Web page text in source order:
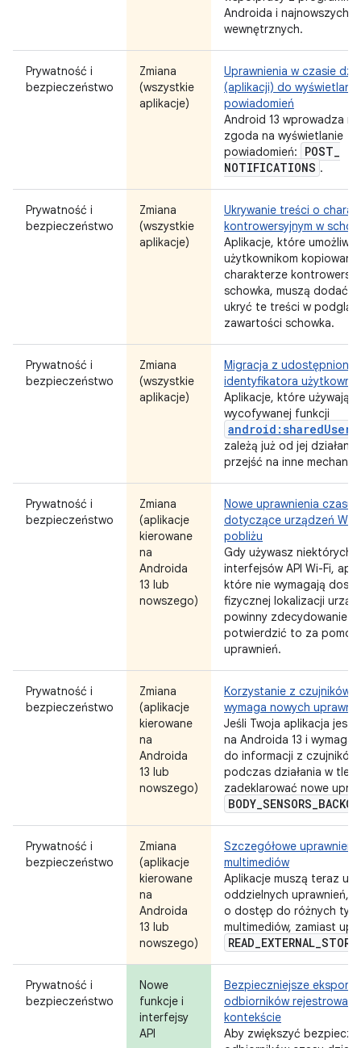
Androida i najnowszych
wewnętrznych.
Prywatność i
bezpieczeństwo
Zmiana
(wszystkie
aplikacje)
Uprawnienia w czasie
(aplikacji) do wyświetlania
powiadomień
Android 13 wprowadza
zgoda na wyświetlanie
powiadomień:
POST_
NOTIFICATIONS .
Prywatność i
bezpieczeństwo
Zmiana
(wszystkie
aplikacje)
Ukrywanie treści o
kontrowersyjnym w
Aplikacje, które
użytkownikom
charakterze
schowka, muszą dodać
ukryć te treści w
zawartości schowka.
Prywatność i
bezpieczeństwo
Zmiana
(wszystkie
aplikacje)
Migracja z
identyfikatora
Aplikacje, które używają
wycofywanej funkcji
zależą już od jej
przejść na inne
Prywatność i
bezpieczeństwo
Zmiana
(aplikacje
kierowane
na
Androida
13 lub
nowszego)
Nowe uprawnienia czasu
dotyczące urządzeń Wi-
pobliżu
Gdy używasz niektórych
interfejsów API Wi-Fi,
które nie wymagają
fizycznej lokalizacji
powinny zdecydowanie
potwierdzić to za
uprawnień.
Prywatność i
bezpieczeństwo
Zmiana
(aplikacje
kierowane
na
Androida
13 lub
nowszego)
Korzystanie z czujników
wymaga nowych
Jeśli Twoja aplikacja jest
na Androida 13 i wymaga
do informacji z czujników
podczas działania w tle,
zadeklarować nowe
BODY_SENSORS_
Prywatność i
bezpieczeństwo
Zmiana
(aplikacje
kierowane
na
Androida
13 lub
nowszego)
Szczegółowe
multimediów
Aplikacje muszą teraz
oddzielnych uprawnień,
o dostęp do różnych
multimediów, zamiast
READ_EXTERNAL_
Prywatność i
bezpieczeństwo
Nowe
funkcje i
interfejsy
API
Bezpieczniejsze
odbiorników
kontekście
Aby zwiększyć